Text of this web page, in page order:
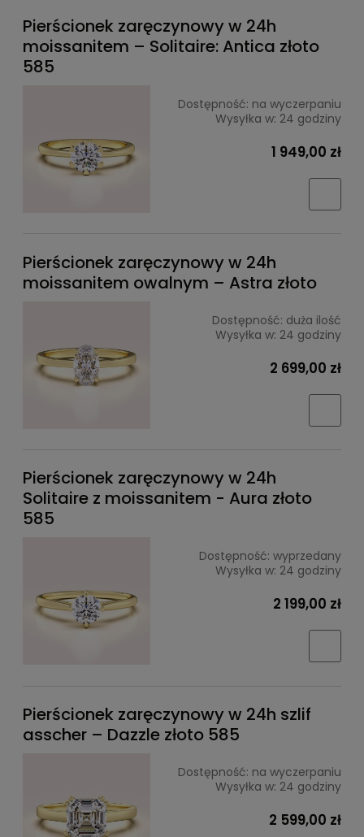
Pierścionek zaręczynowy w 24h
moissanitem – Solitaire: Antica złoto
585
Dostępność: na wyczerpaniu
Wysyłka w: 24 godziny
1 949,00 zł
Pierścionek zaręczynowy w 24h
moissanitem owalnym – Astra złoto
Dostępność: duża ilość
Wysyłka w: 24 godziny
2 699,00 zł
Pierścionek zaręczynowy w 24h
Solitaire z moissanitem - Aura złoto
585
Dostępność: wyprzedany
Wysyłka w: 24 godziny
2 199,00 zł
Pierścionek zaręczynowy w 24h szlif
asscher – Dazzle złoto 585
Dostępność: na wyczerpaniu
Wysyłka w: 24 godziny
2 599,00 zł